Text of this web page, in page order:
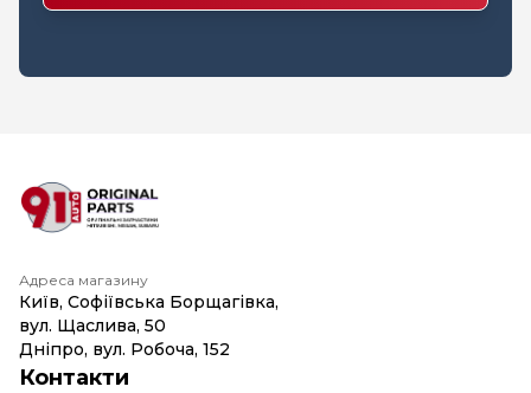
Адреса магазину
Київ, Софіївська Борщагівка,
вул. Щаслива, 50
Дніпро, вул. Робоча, 152
Контакти